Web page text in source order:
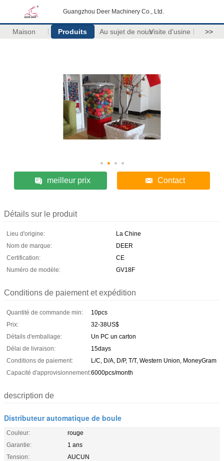
Guangzhou Deer Machinery Co., Ltd.
Maison Produits Au sujet de nousVisite d'usine >>
meilleur prix Contact
Détails sur le produit
Lieu d'origine:
La Chine
Nom de marque:
DEER
Certification:
CE
Numéro de modèle:
GV18F
Conditions de paiement et expédition
Quantité de commande min:
10pcs
Prix:
32-38US$
Détails d'emballage:
Un PC un carton
Délai de livraison:
15days
Conditions de paiement:
L/C, D/A, D/P, T/T, Western Union, MoneyGram
Capacité d'approvisionnement:6000pcs/month
description de
Distributeur automatique de boule
Couleur:
rouge
Garantie:
1 ans
Tension:
AUCUN